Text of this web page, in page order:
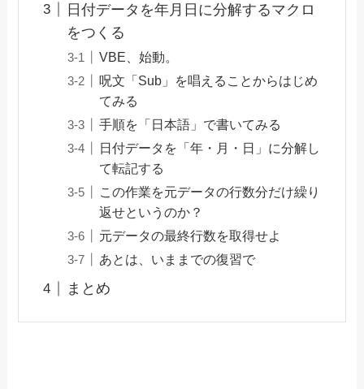
日付データを年月日に分解するマクロ
をつくる
VBE、始動。
呪文「Sub」を唱えることからはじめ
てみる
手順を「日本語」で書いてみる
日付データを「年・月・日」に分解し
て転記する
この作業を元データの行数分だけ繰り
返せというのか？
元データの最終行数を取得せよ
あとは、いままでの復習で
まとめ